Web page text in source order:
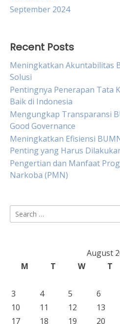
September 2024
Recent Posts
Meningkatkan Akuntabilitas
Solusi
Pentingnya Penerapan Tata
Baik di Indonesia
Mengungkap Transparansi
Good Governance
Meningkatkan Efisiensi
Penting yang Harus
Pengertian dan Manfaat
Narkoba (PMN)
Search
for:
August
M
T W T
3
4 5 6
10
11 12 13
17
18 19 20